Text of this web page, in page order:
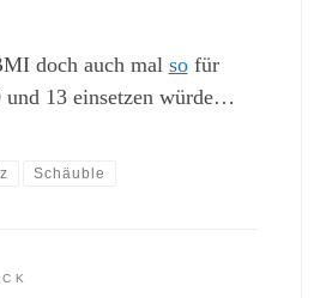
doch auch mal sofür
13 einsetzen würde…
Schäuble